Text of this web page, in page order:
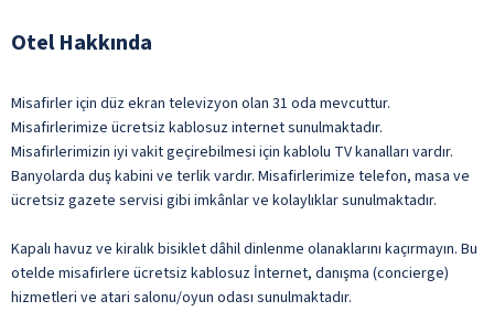
Otel Hakkında
Misafirler için düz ekran televizyon olan 31 oda mevcuttur.
Misafirlerimize ücretsiz kablosuz internet sunulmaktadır.
Misafirlerimizin iyi vakit geçirebilmesi için kablolu TV kanalları vardır.
Banyolarda duş kabini ve terlik vardır. Misafirlerimize telefon, masa ve
ücretsiz gazete servisi gibi imkânlar ve kolaylıklar sunulmaktadır.
Kapalı havuz ve kiralık bisiklet dâhil dinlenme olanaklarını kaçırmayın. Bu
otelde misafirlere ücretsiz kablosuz İnternet, danışma (concierge)
hizmetleri ve atari salonu/oyun odası sunulmaktadır.